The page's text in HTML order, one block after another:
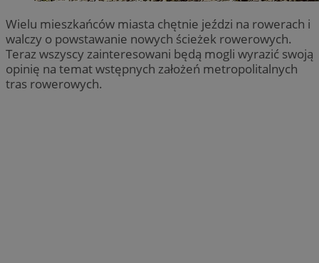
Wielu mieszkańców miasta chętnie jeździ na rowerach i
walczy o powstawanie nowych ścieżek rowerowych.
Teraz wszyscy zainteresowani będą mogli wyrazić swoją
opinię na temat wstępnych założeń metropolitalnych
tras rowerowych.